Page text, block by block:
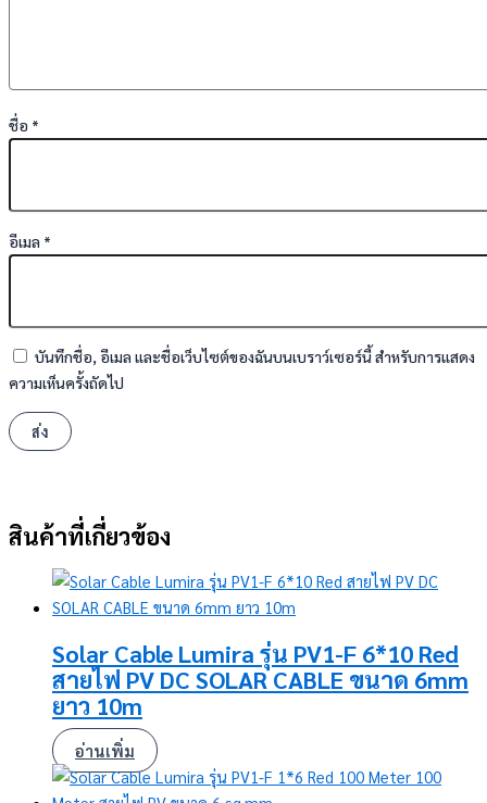
ชื่อ *
อีเมล *
บันทึกชื่อ, อีเมล และชื่อเว็บไซต์ของฉันบนเบราว์เซอร์นี้ สำหรับการแสดง
ความเห็นครั้งถัดไป
สินค้าที่เกี่ยวข้อง
Solar Cable Lumira รุ่น PV1-F 6*10 Red
สายไฟ PV DC SOLAR CABLE ขนาด 6mm
ยาว 10m
อ่านเพิ่ม